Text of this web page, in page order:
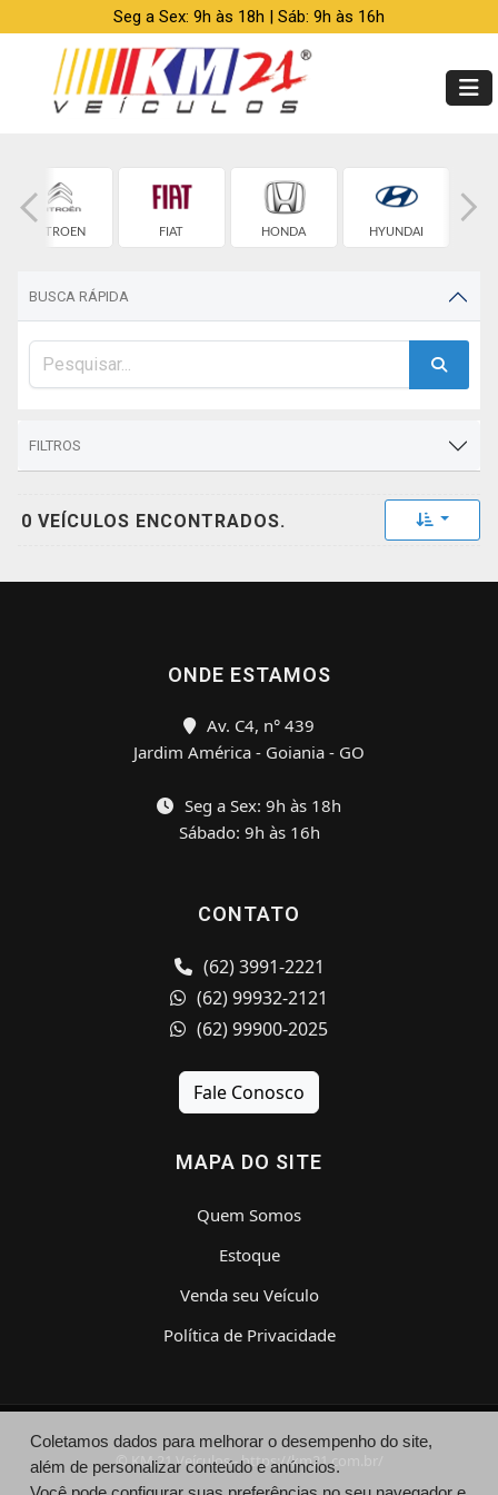
Seg a Sex: 9h às 18h | Sáb: 9h às 16h
CITROEN FIAT HONDA HYUNDAI
BUSCA RÁPIDA
FILTROS
0 VEÍCULOS ENCONTRADOS. Toggle
ONDE ESTAMOS
Av. C4, n° 439
Jardim América - Goiania - GO
Seg a Sex: 9h às 18h
Sábado: 9h às 16h
CONTATO
(62) 3991-2221
(62) 99932-2121
(62) 99900-2025
Fale Conosco
MAPA DO SITE
Quem Somos
Estoque
Venda seu Veículo
Política de Privacidade
© KM 21 Veículos - https://km21.com.br/
Coletamos dados para melhorar o desempenho do site,
além de personalizar conteúdo e anúncios.